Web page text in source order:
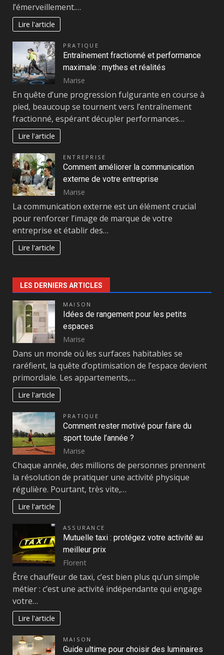
l’émerveillement.…
Lire l'article
PRATIQUE
Entraînement fractionné et performance
maximale : mythes et réalités
Marise
En quête d’une progression fulgurante en course à
pied, beaucoup se tournent vers l’entraînement
fractionné, espérant décupler performances…
Lire l'article
ENTREPRISE
Comment améliorer la communication
externe de votre entreprise
Marise
La communication externe est un élément crucial
pour renforcer l’image de marque de votre
entreprise et établir des…
Lire l'article
LES DERNIERS ARTICLES
MAISON
Idées de rangement pour les petits
espaces
Marise
Dans un monde où les surfaces habitables se
raréfient, la quête d’optimisation de l’espace devient
primordiale. Les appartements,…
Lire l'article
PRATIQUE
Comment rester motivé pour faire du
sport toute l’année ?
Marise
Chaque année, des millions de personnes prennent
la résolution de pratiquer une activité physique
régulière. Pourtant, très vite,…
Lire l'article
ASSURANCE
Mutuelle taxi : protégez votre activité au
meilleur prix
Florent
Être chauffeur de taxi, c’est bien plus qu’un simple
métier : c’est une activité indépendante qui engage
votre…
Lire l'article
MAISON
Guide ultime pour choisir des luminaires